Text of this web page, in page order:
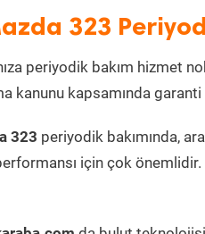
323
periyodik bakım hizmet
kanunu kapsamında
323 periyodik bakımında,
için çok önemlidir.